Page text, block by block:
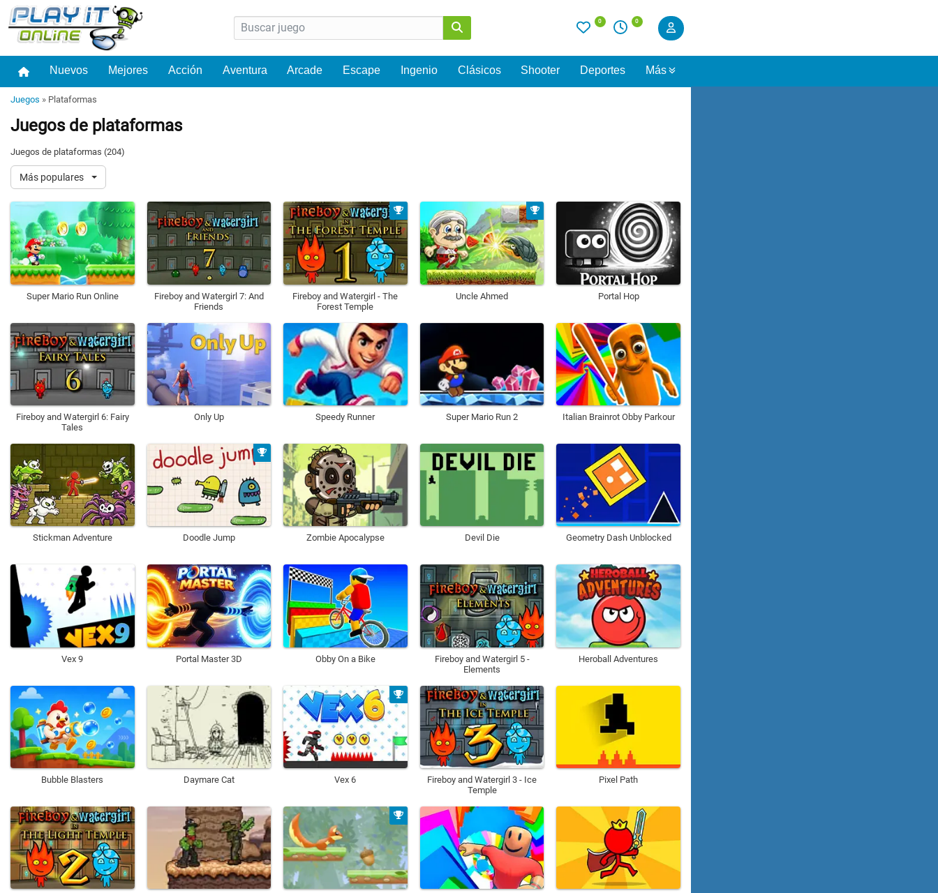
0 0
Nuevos Mejores Acción Aventura Arcade Escape Ingenio Clásicos Shooter Deportes Más
Juegos » Plataformas
Juegos de plataformas
Juegos de plataformas (204)
Más populares
Super Mario Run Online
Fireboy and Watergirl 7: And
Friends
Fireboy and Watergirl - The
Forest Temple
Uncle Ahmed Portal Hop
Fireboy and Watergirl 6: Fairy
Tales
Only Up Speedy Runner Super Mario Run 2 Italian Brainrot Obby Parkour
Stickman Adventure Doodle Jump Zombie Apocalypse Devil Die Geometry Dash Unblocked​
Vex 9 Portal Master 3D Obby On a Bike
Fireboy and Watergirl 5 -
Elements
Heroball Adventures
Bubble Blasters Daymare Cat Vex 6
Fireboy and Watergirl 3 - Ice
Temple
Pixel Path